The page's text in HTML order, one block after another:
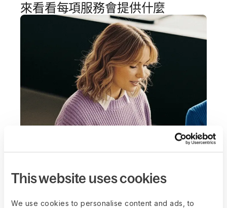
This website uses cookies
We use cookies to personalise content and ads, to
來看看每項服務會提供什麼